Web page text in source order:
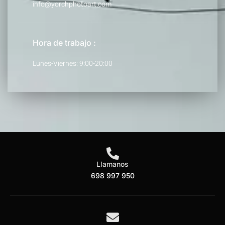
info@yorchphotoart.com
Hora de trabajo :
Lunes-Viernes: 9:00-20:00
Llamanos
698 997 950